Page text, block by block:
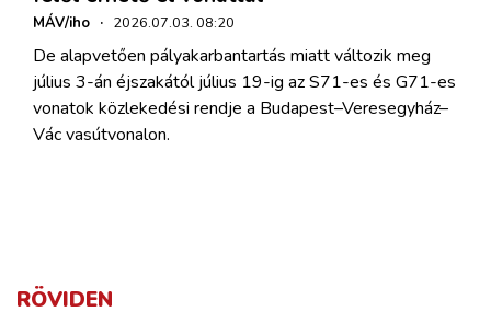
MÁV/iho · 2026.07.03. 08:20
De alapvetően pályakarbantartás miatt változik meg
július 3-án éjszakától július 19-ig az S71-es és G71-es
vonatok közlekedési rendje a Budapest–Veresegyház–
Vác vasútvonalon.
RÖVIDEN